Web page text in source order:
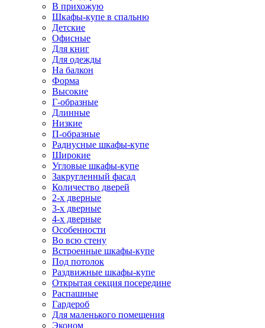
В прихожую
Шкафы-купе в спальню
Детские
Офисные
Для книг
Для одежды
На балкон
Форма
Высокие
Г-образные
Длинные
Низкие
П-образные
Радиусные шкафы-купе
Широкие
Угловые шкафы-купе
Закругленный фасад
Количество дверей
2-х дверные
3-х дверные
4-х дверные
Особенности
Во всю стену
Встроенные шкафы-купе
Под потолок
Раздвижные шкафы-купе
Открытая секция посередине
Распашные
Гардероб
Для маленького помещения
Эконом